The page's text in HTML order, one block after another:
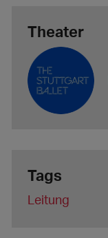
Theater
Tags
Leitung